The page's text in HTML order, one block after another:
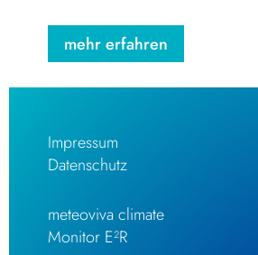
mehr erfahren
Impressum
Datenschutz
meteoviva climate
Monitor E²R